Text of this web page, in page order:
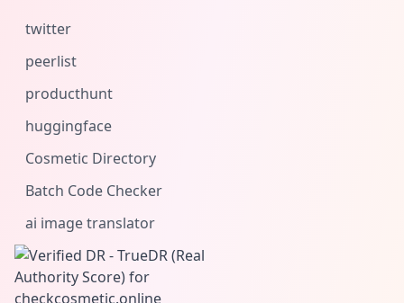
twitter
peerlist
producthunt
huggingface
Cosmetic Directory
Batch Code Checker
ai image translator